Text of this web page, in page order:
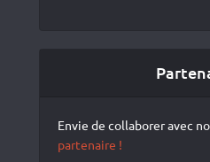
Envie de collaborer avec
partenaire !